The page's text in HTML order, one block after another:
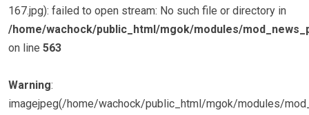
167.jpg): failed to open stream: No such file or directory in
/home/wachock/public_html/mgok/modules/
on line 563
Warning:
imagejpeg(/home/wachock/public_html/mgok/modules/